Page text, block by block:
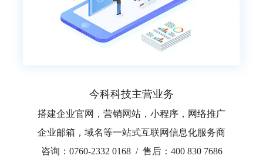
今科科技主营业务
搭建企业官网，营销网站，小程序，网络推广
企业邮箱，域名等一站式互联网信息化服务商
咨询：0760-2332 0168 / 售后：400 830 7686